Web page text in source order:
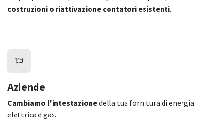
costruzioni o riattivazione contatori esistenti.
Aziende
Cambiamo l'intestazionedella tua fornitura di energia
elettrica e gas.